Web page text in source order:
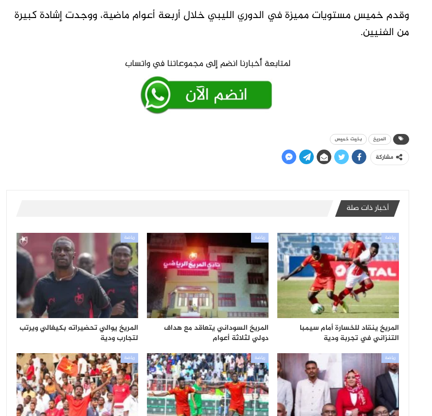
وقدم خميس مستويات مميزة في الدوري الليبي خلال أربعة أعوام ماضية، ووجدت إشادة كبيرة
من الفنيين.
المريخ بخيت خميس
مشاركة
أخبار ذات صلة
رياضة
المريخ ينقاد للخسارة أمام سيمبا
التنزاني في تجربة ودية
رياضة
المريخ السوداني يتعاقد مع هداف
دولي لثلاثة أعوام
رياضة
المريخ يوالي تحضيراته بكيغالي ويرتب
لتجارب ودية
رياضة رياضة رياضة